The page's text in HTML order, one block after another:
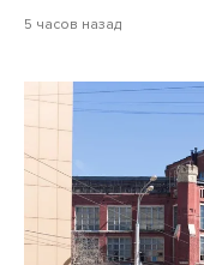
5 часов назад